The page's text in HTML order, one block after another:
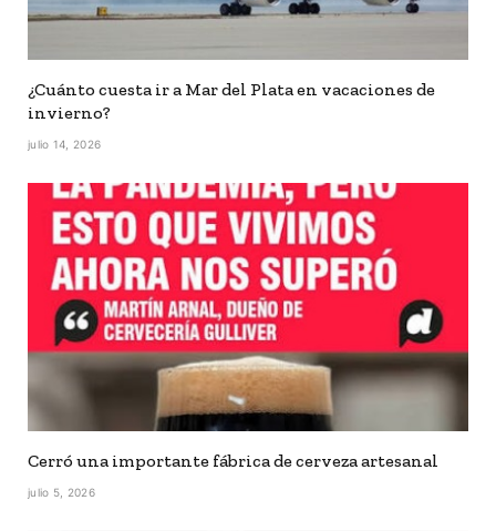
¿Cuánto cuesta ir a Mar del Plata en vacaciones de
invierno?
julio 14, 2026
Cerró una importante fábrica de cerveza artesanal
julio 5, 2026